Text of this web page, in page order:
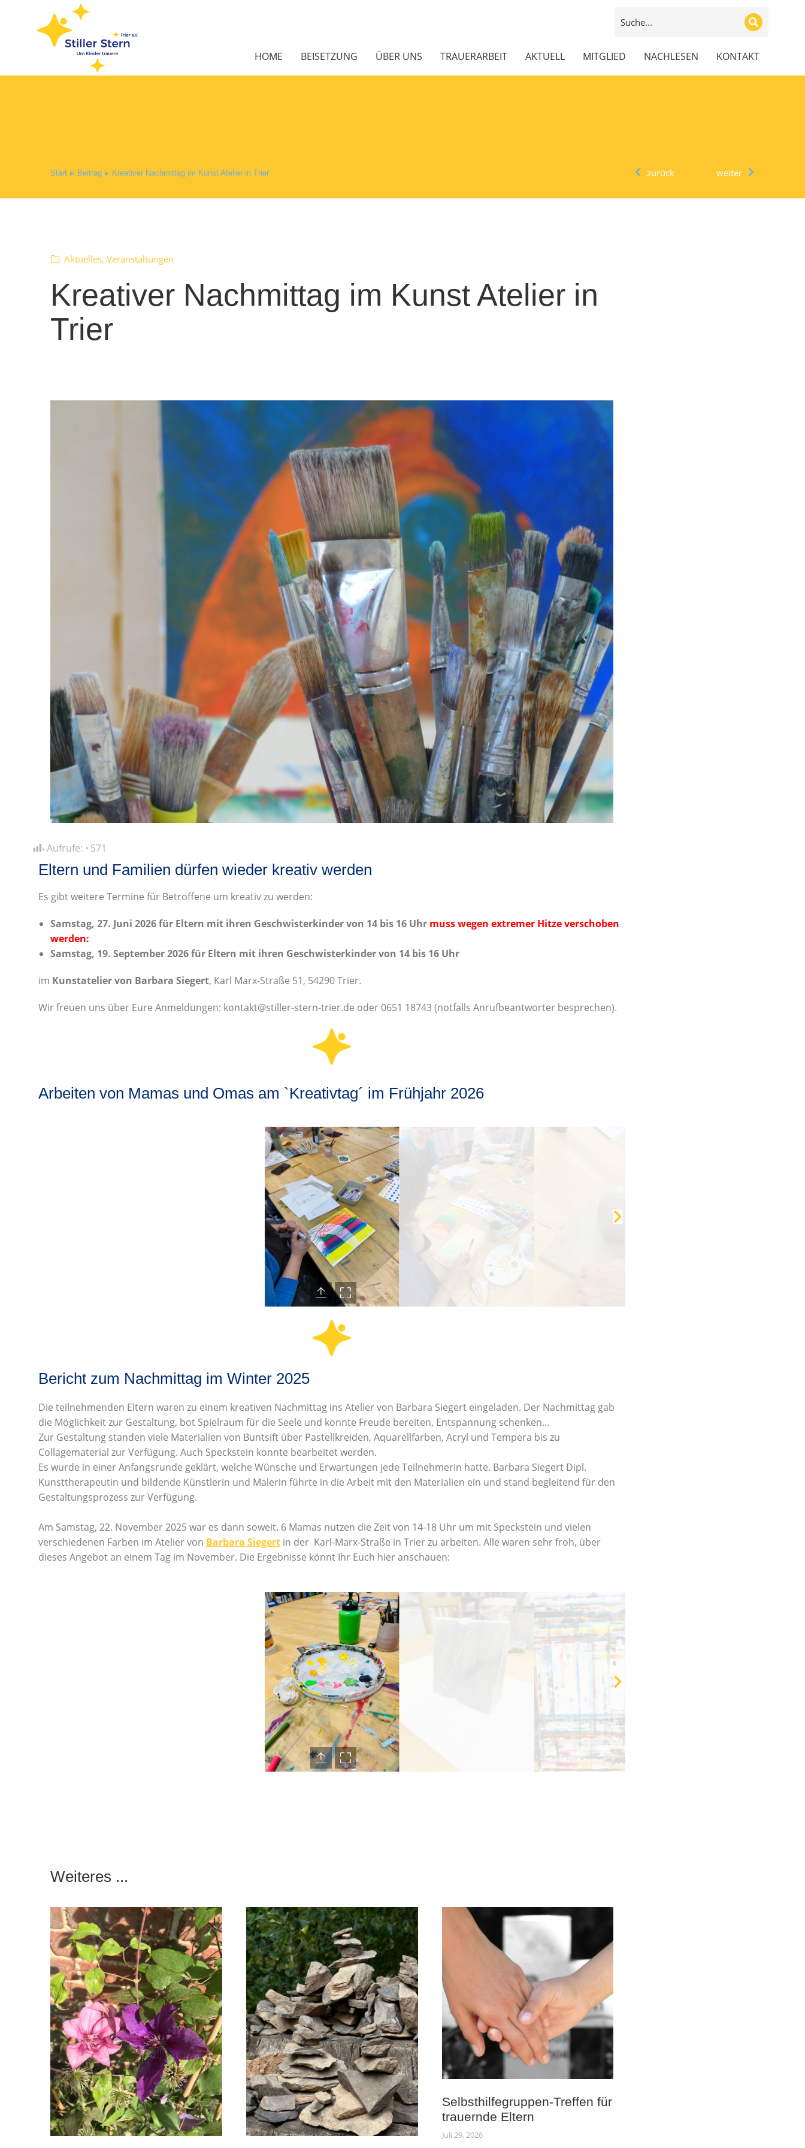
HOME BEISETZUNG ÜBER UNS TRAUERARBEIT AKTUELL MITGLIED NACHLESEN KONTAKT
Sie befinden sich hier:
Start Beitrag Kreativer Nachmittag im Kunst Atelier in Trier zurück weiter
Aktuelles, Veranstaltungen
Kreativer Nachmittag im Kunst Atelier in
Trier
Aufrufe: 571
Eltern und Familien dürfen wieder kreativ werden
Es gibt weitere Termine für Betroffene um kreativ zu werden:
Samstag, 27. Juni 2026 für Eltern mit ihren Geschwisterkinder von 14 bis 16 Uhr muss wegen extremer Hitze verschoben
werden:
Samstag, 19. September 2026 für Eltern mit ihren Geschwisterkinder von 14 bis 16 Uhr
im Kunstatelier von Barbara Siegert, Karl Marx-Straße 51, 54290 Trier.
Wir freuen uns über Eure Anmeldungen: kontakt@stiller-stern-trier.de oder 0651 18743 (notfalls Anrufbeantworter besprechen).
Arbeiten von Mamas und Omas am `Kreativtag´ im Frühjahr 2026
Bericht zum Nachmittag im Winter 2025
Die teilnehmenden Eltern waren zu einem kreativen Nachmittag ins Atelier von Barbara Siegert eingeladen. Der Nachmittag gab
die Möglichkeit zur Gestaltung, bot Spielraum für die Seele und konnte Freude bereiten, Entspannung schenken…
Zur Gestaltung standen viele Materialien von Buntsift über Pastellkreiden, Aquarellfarben, Acryl und Tempera bis zu
Collagematerial zur Verfügung. Auch Speckstein konnte bearbeitet werden.
Es wurde in einer Anfangsrunde geklärt, welche Wünsche und Erwartungen jede Teilnehmerin hatte. Barbara Siegert Dipl.
Kunsttherapeutin und bildende Künstlerin und Malerin führte in die Arbeit mit den Materialien ein und stand begleitend für den
Gestaltungsprozess zur Verfügung.
Am Samstag, 22. November 2025 war es dann soweit. 6 Mamas nutzen die Zeit von 14-18 Uhr um mit Speckstein und vielen
verschiedenen Farben im Atelier von Barbara Siegertin der Karl-Marx-Straße in Trier zu arbeiten. Alle waren sehr froh, über
dieses Angebot an einem Tag im November. Die Ergebnisse könnt Ihr Euch hier anschauen:
Weiteres ...
Selbsthilfegruppen-Treffen für
trauernde Eltern
Juli 29, 2026